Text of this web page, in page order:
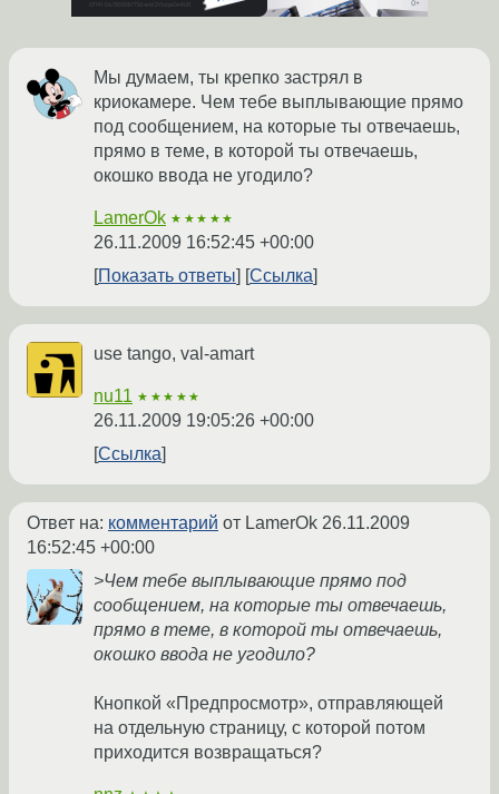
Мы думаем, ты крепко застрял в
криокамере. Чем тебе выплывающие прямо
под сообщением, на которые ты отвечаешь,
прямо в теме, в которой ты отвечаешь,
окошко ввода не угодило?
LamerOk ★★★★★
26.11.2009 16:52:45 +00:00
Показать ответы
Ссылка
use tango, val-amart
nu11 ★★★★★
26.11.2009 19:05:26 +00:00
Ссылка
Ответ на: комментарий от LamerOk 26.11.2009
16:52:45 +00:00
>Чем тебе выплывающие прямо под
сообщением, на которые ты отвечаешь,
прямо в теме, в которой ты отвечаешь,
окошко ввода не угодило?
Кнопкой «Предпросмотр», отправляющей
на отдельную страницу, с которой потом
приходится возвращаться?